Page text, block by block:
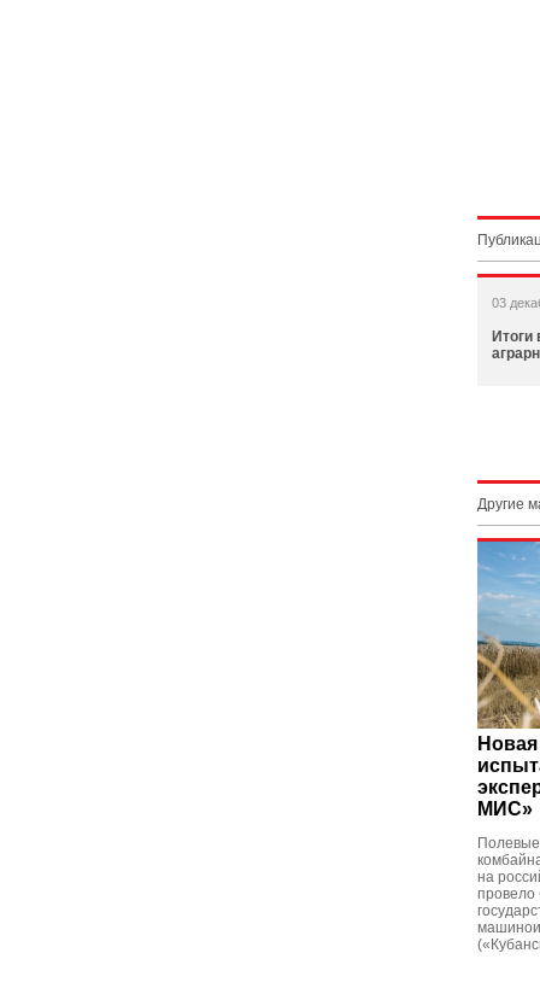
03
Итоги
Другие
МИС»
на
провело